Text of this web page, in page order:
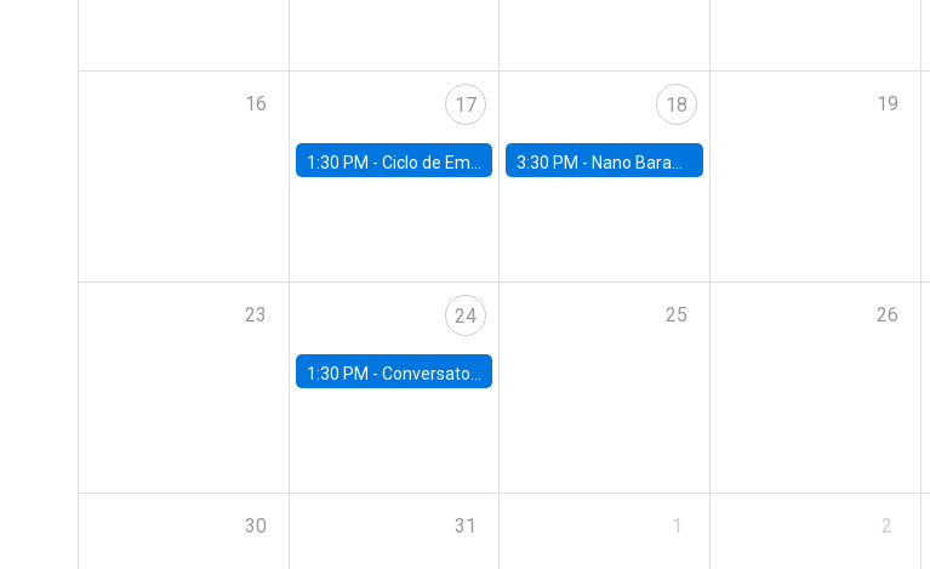
16 17
1:30 PM - Ciclo de Empleo: "Estrategias para impulsar el empleo en Chile"
18
3:30 PM - Nano Barahona, UC Berkeley
19
23 24
1:30 PM - Conversatorio: “Pobreza y Educación: Perspectivas y Propuestas desde la UC”
25 26
30 31 1 2